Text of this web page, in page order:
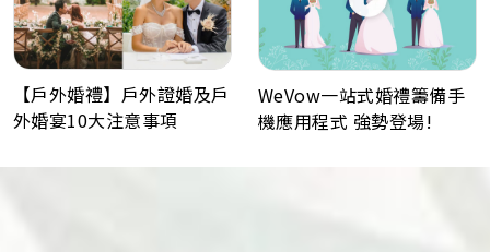
【戶外婚禮】戶外證婚及戶
外婚宴10大注意事項
WeVow一站式婚禮籌備手
機應用程式 強勢登場!